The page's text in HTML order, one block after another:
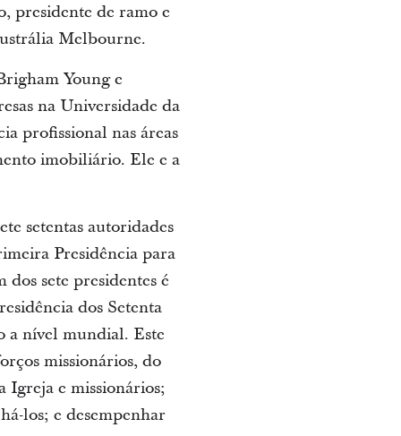
presidente de ramo e
Melbourne.
Young e
na Universidade da
profissional nas áreas
imobiliário. Ele e a
setentas autoridades
Presidência para
sete presidentes é
dos Setenta
a nível mundial. Este
missionários, do
Igreja e missionários;
los; e desempenhar